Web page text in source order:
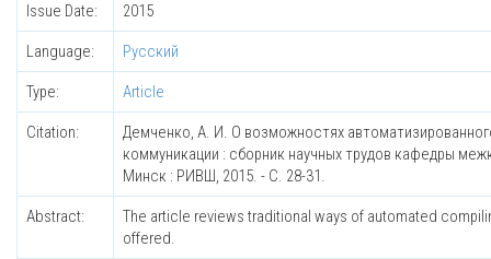
Issue Date: 2015
Language: Русский
Type: Article
Citation:
Демченко, А. И. О возможностях
коммуникации : сборник научных трудов кафедры
Минск : РИВШ, 2015. - С. 28-31.
Abstract:
The article reviews traditional ways of automated
offered.